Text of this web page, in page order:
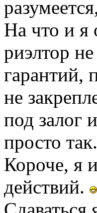
На что и я
риэлтор
гарантий,
не
под залог
просто
Короче, я
действий.